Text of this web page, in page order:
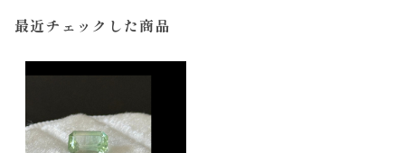
最近チェックした商品